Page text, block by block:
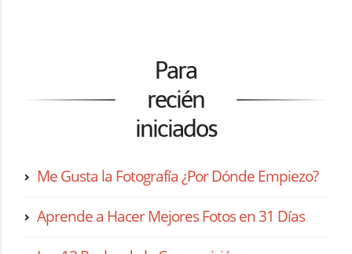
Para
recién
iniciados
Me Gusta la Fotografía ¿Por Dónde Empiezo?
Aprende a Hacer Mejores Fotos en 31 Días